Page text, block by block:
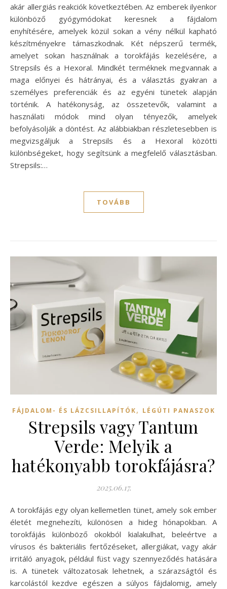
akár allergiás reakciók következtében. Az emberek ilyenkor
különböző gyógymódokat keresnek a fájdalom
enyhítésére, amelyek közül sokan a vény nélkül kapható
készítményekre támaszkodnak. Két népszerű termék,
amelyet sokan használnak a torokfájás kezelésére, a
Strepsils és a Hexoral. Mindkét terméknek megvannak a
maga előnyei és hátrányai, és a választás gyakran a
személyes preferenciák és az egyéni tünetek alapján
történik. A hatékonyság, az összetevők, valamint a
használati módok mind olyan tényezők, amelyek
befolyásolják a döntést. Az alábbiakban részletesebben is
megvizsgáljuk a Strepsils és a Hexoral közötti
különbségeket, hogy segítsünk a megfelelő választásban.
Strepsils:…
TOVÁBB
FÁJDALOM- ÉS LÁZCSILLAPÍTÓK, LÉGÚTI PANASZOK
Strepsils vagy Tantum
Verde: Melyik a
hatékonyabb torokfájásra?
2025.06.17.
A torokfájás egy olyan kellemetlen tünet, amely sok ember
életét megnehezíti, különösen a hideg hónapokban. A
torokfájás különböző okokból kialakulhat, beleértve a
vírusos és bakteriális fertőzéseket, allergiákat, vagy akár
irritáló anyagok, például füst vagy szennyeződés hatására
is. A tünetek változatosak lehetnek, a szárazságtól és
karcolástól kezdve egészen a súlyos fájdalomig, amely